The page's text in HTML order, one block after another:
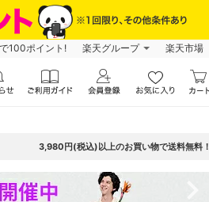
100ポイント! 楽天グループ 楽天市場
3,980円(税込)以上のお買い物で送料無料！